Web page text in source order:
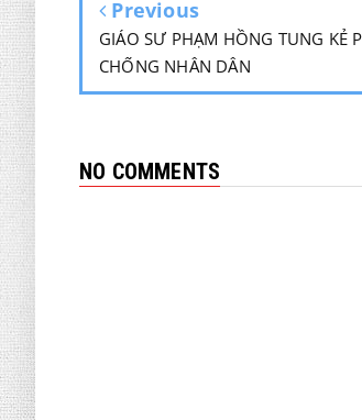
Previous
GIÁO SƯ PHẠM HỒNG TUNG KẺ
CHỐNG NHÂN DÂN
NO COMMENTS